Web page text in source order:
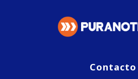
Contacto